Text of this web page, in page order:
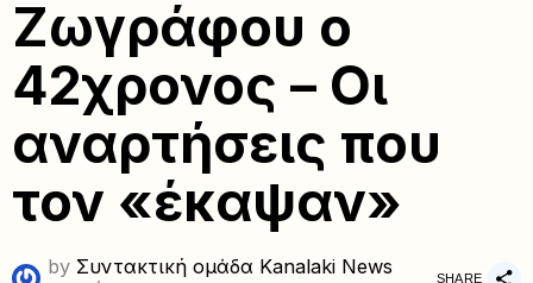
Ζωγράφου ο
42χρονος – Οι
αναρτήσεις που
τον «έκαψαν»
by Συντακτική ομάδα Kanalaki News SHARE